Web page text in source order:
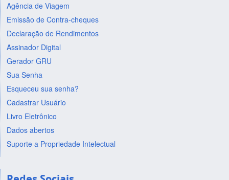
Agência de Viagem
Emissão de Contra-cheques
Declaração de Rendimentos
Assinador Digital
Gerador GRU
Sua Senha
Esqueceu sua senha?
Cadastrar Usuário
Livro Eletrônico
Dados abertos
Suporte a Propriedade Intelectual